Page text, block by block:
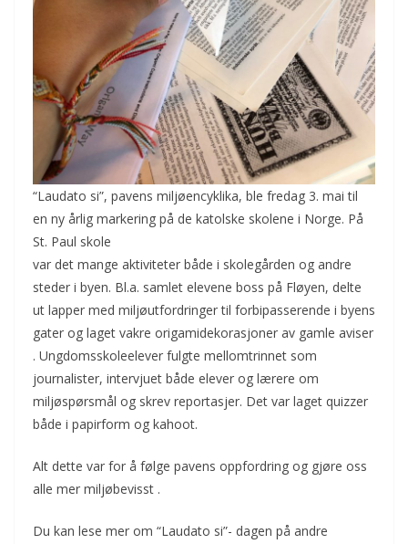
“Laudato si”, pavens miljøencyklika, ble fredag 3. mai til
en ny årlig markering på de katolske skolene i Norge. På
St. Paul skole
var det mange aktiviteter både i skolegården og andre
steder i byen. Bl.a. samlet elevene boss på Fløyen, delte
ut lapper med miljøutfordringer til forbipasserende i byens
gater og laget vakre origamidekorasjoner av gamle aviser
. Ungdomsskoleelever fulgte mellomtrinnet som
journalister, intervjuet både elever og lærere om
miljøspørsmål og skrev reportasjer. Det var laget quizzer
både i papirform og kahoot.
Alt dette var for å følge pavens oppfordring og gjøre oss
alle mer miljøbevisst .
Du kan lese mer om “Laudato si”- dagen på andre